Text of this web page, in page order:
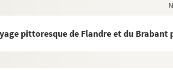
pittoresque de Flandre et du Brabant
souverains